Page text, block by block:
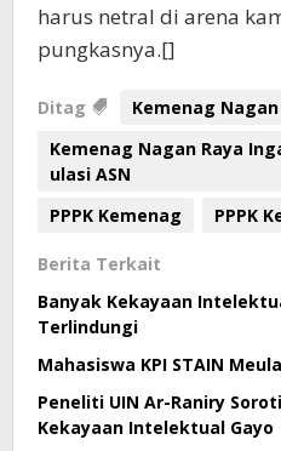
harus netral di arena
pungkasnya.[]
Ditag
Kemenag Nagan
Kemenag Nagan Raya
ulasi ASN
PPPK Kemenag
PPPK
Berita Terkait
Banyak Kekayaan
Terlindungi
Mahasiswa KPI STAIN
Peneliti UIN Ar-Raniry
Kekayaan Intelektual Gayo